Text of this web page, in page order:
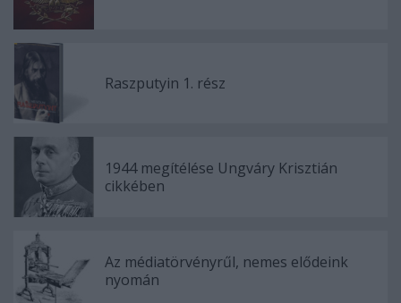
Raszputyin 1. rész
1944 megítélése Ungváry Krisztián
cikkében
Az médiatörvényrűl, nemes elődeink
nyomán